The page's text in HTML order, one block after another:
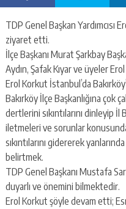
TDP Genel Başkan Yardımcısı
ziyaret etti.
İlçe Başkanı Murat Şarkbay
Aydın, Şafak Kıyar ve üyeler
Erol Korkut İstanbul’da
Bakırköy İlçe Başkanlığına çok
dertlerini sıkıntılarını dinleyip
iletmeleri ve sorunlar
sıkıntılarını gidererek
belirtmek.
TDP Genel Başkanı Mustafa
duyarlı ve önemini bilmektedir.
Erol Korkut şöyle devam etti;